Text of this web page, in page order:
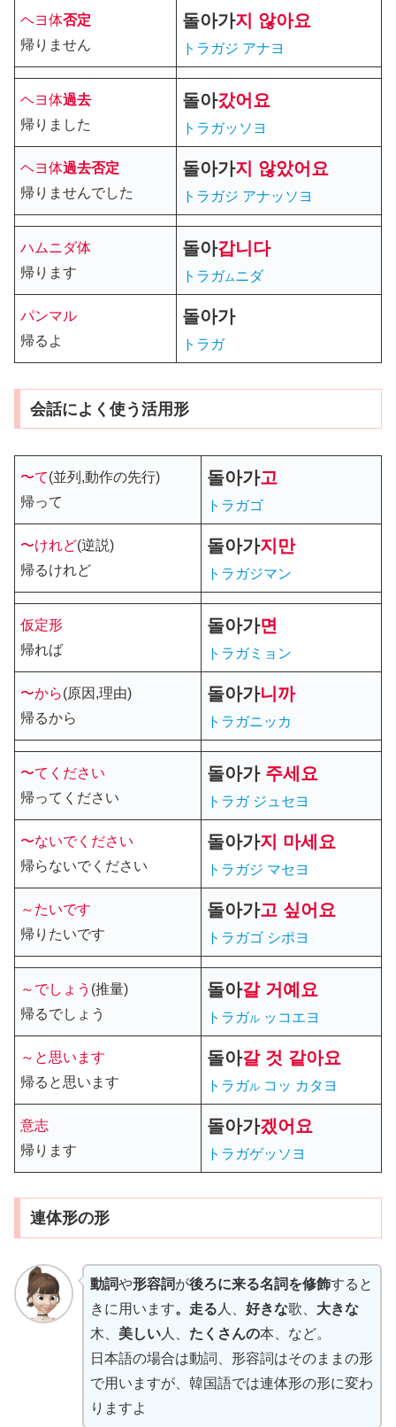
ヘヨ体否定
帰りません
돌아가지 않아요
トラガジ アナヨ
ヘヨ体過去
帰りました
돌아갔어요
トラガッソヨ
ヘヨ体過去否定
帰りませんでした
돌아가지 않았어요
トラガジ アナッソヨ
ハムニダ体
帰ります
돌아갑니다
トラガムニダ
パンマル
帰るよ
돌아가
トラガ
会話によく使う活用形
〜て(並列,動作の先行)
帰って
돌아가고
トラガゴ
〜けれど(逆説)
帰るけれど
돌아가지만
トラガジマン
仮定形
帰れば
돌아가면
トラガミョン
〜から(原因,理由)
帰るから
돌아가니까
トラガニッカ
〜てください
帰ってください
돌아가주세요
トラガ ジュセヨ
〜ないでください
帰らないでください
돌아가지 마세요
トラガジ マセヨ
～たいです
帰りたいです
돌아가고 싶어요
トラガゴ シポヨ
～でしょう (推量)
帰るでしょう
돌아갈 거예요
トラガル ッコエヨ
～と思います
帰ると思います
돌아갈것 같아요
トラガル コッ カタヨ
意志
帰ります
돌아가겠어요
トラガゲッソヨ
連体形の形
動詞や形容詞が後ろに来る名詞を修飾すると
きに用います。走る 人、 好きな歌、 大きな
木、 美しい人、 たくさんの本、など。
日本語の場合は動詞、形容詞はそのままの形
で用いますが、韓国語では連体形の形に変わ
りますよ